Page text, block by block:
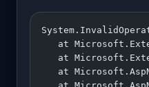
at
at
at